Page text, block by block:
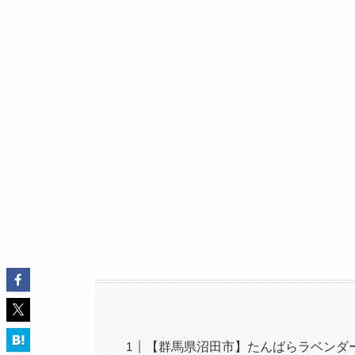
【群馬県沼田市】たんばらラベンダ